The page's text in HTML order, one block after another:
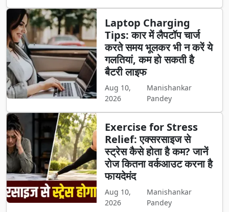
Laptop Charging
Tips: कार में लैपटॉप चार्ज
करते समय भूलकर भी न करें ये
गलतियां, कम हो सकती है
बैटरी लाइफ
Aug 10,
2026
Manishankar
Pandey
Exercise for Stress
Relief: एक्सरसाइज से
स्ट्रेस कैसे होता है कम? जानें
रोज कितना वर्कआउट करना है
फायदेमंद
Aug 10,
2026
Manishankar
Pandey